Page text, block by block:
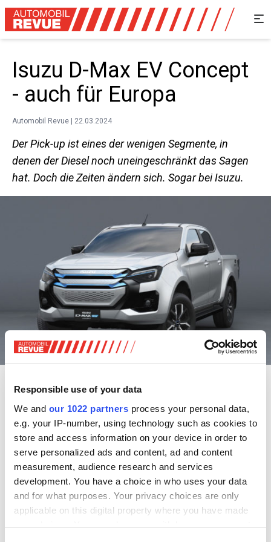
Responsible use of your data
We and our 1022 partners process your personal data,
e.g. your IP-number, using technology such as cookies to
store and access information on your device in order to
serve personalized ads and content, ad and content
measurement, audience research and services
development. You have a choice in who uses your data
and for what purposes. Your privacy choices are only
applicable on this digital property where you have made
your choices. You can change or withdraw your consent
Isuzu D-Max EV Concept
- auch für Europa
Automobil Revue | 22.03.2024
Der Pick-up ist eines der wenigen Segmente, in
denen der Diesel noch uneingeschränkt das Sagen
hat. Doch die Zeiten ändern sich. Sogar bei Isuzu.
Pick-up als Stromer
Kommt 2025
Kommt auch nach Europa
Den in der Schweiz bislang ausschliesslich mit Diesel
erhältlichen Pick-up D-Max stellt der japanische Hersteller
Isuzu auf der Bangkok International Motor Show (27. März
bis 7. April) mit E-Antrieb vor. Offiziell handelt es sich
beim D-Max EV um ein Konzept, das allerdings Ausblick
auf ein für 2025 geplantes Serienmodell gibt, das zudem
nach Europa kommen soll. Vorgestellt wird der EV mit